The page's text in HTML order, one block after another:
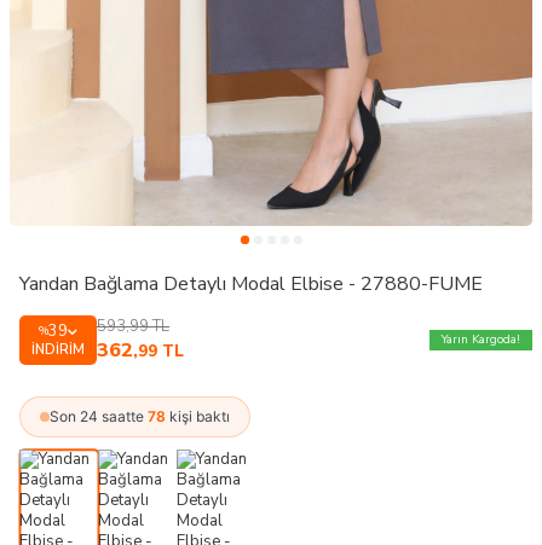
Yandan Bağlama Detaylı Modal Elbise - 27880-FUME
%39
İNDIRIM
593,99TL
362,99 TL
Yarın Kargoda!
Son 24 saatte 78 kişi baktı